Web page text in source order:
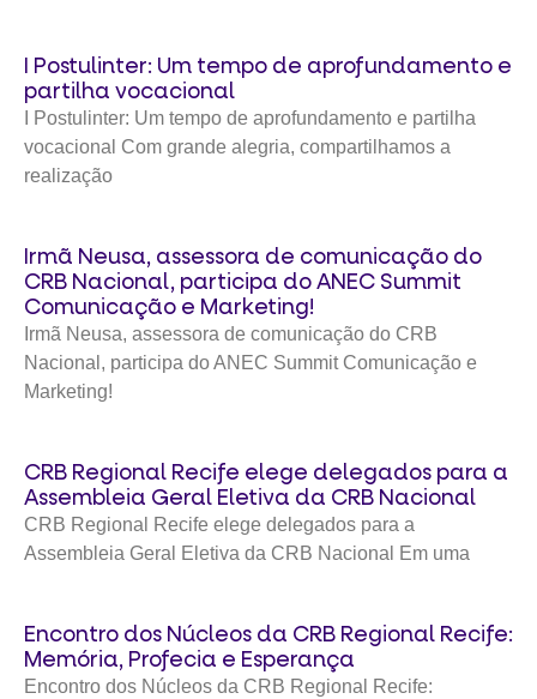
I Postulinter: Um tempo de aprofundamento e
partilha vocacional
I Postulinter: Um tempo de aprofundamento e partilha
vocacional Com grande alegria, compartilhamos a
realização
Irmã Neusa, assessora de comunicação do
CRB Nacional, participa do ANEC Summit
Comunicação e Marketing!
Irmã Neusa, assessora de comunicação do CRB
Nacional, participa do ANEC Summit Comunicação e
Marketing!
CRB Regional Recife elege delegados para a
Assembleia Geral Eletiva da CRB Nacional
CRB Regional Recife elege delegados para a
Assembleia Geral Eletiva da CRB Nacional Em uma
Encontro dos Núcleos da CRB Regional Recife:
Memória, Profecia e Esperança
Encontro dos Núcleos da CRB Regional Recife: